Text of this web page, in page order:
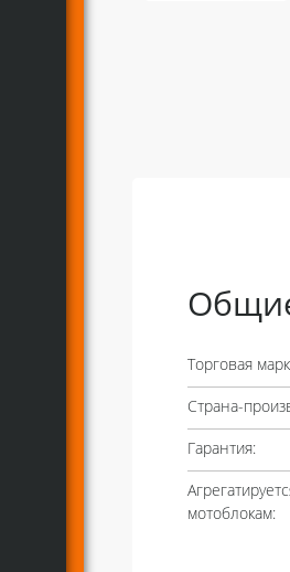
Торговая
Страна-
Гарантия:
мотоблокам: